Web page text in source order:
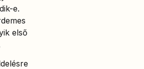
e.
első